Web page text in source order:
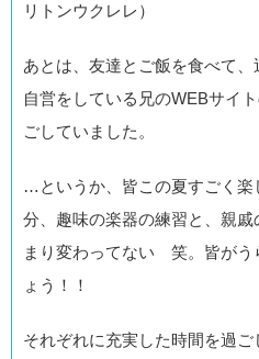
リトンウクレレ）
あとは、友達とご飯を食べて
自営をしている兄のWEBサイ
ごしていました。
…というか、皆この夏すごく楽
分、趣味の楽器の練習と、親
まり変わってない 笑。皆がう
ょう！！
それぞれに充実した時間を過